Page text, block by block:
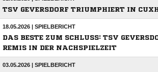
TSV GEVERSDORF TRIUMPHIERT IN
18.05.2026 | SPIELBERICHT
DAS BESTE ZUM SCHLUSS: TSV
REMIS IN DER NACHSPIELZEIT
03.05.2026 | SPIELBERICHT